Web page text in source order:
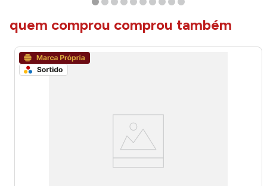
quem comprou comprou também